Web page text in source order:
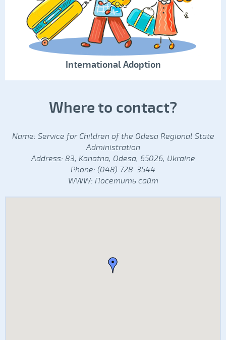
International Adoption
Where to contact?
Name: Service for Children of the Odesa Regional State
Administration
Address: 83, Kanatna, Odesa, 65026, Ukraine
Phone: (048) 728-3544
WWW: Посетить сайт